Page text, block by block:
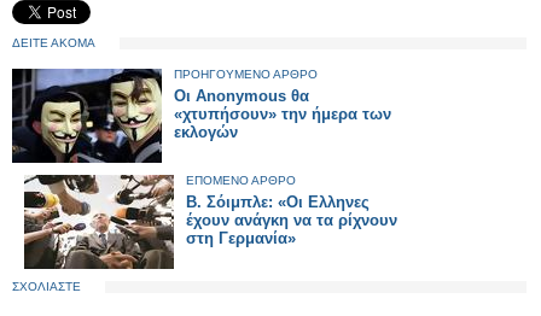
ΔΕΙΤΕ ΑΚΟΜΑ
ΠΡΟΗΓΟΥΜΕΝΟ ΑΡΘΡΟ
Οι Anonymous θα
«χτυπήσουν» την ήμερα των
εκλογών
ΕΠΟΜΕΝΟ ΑΡΘΡΟ
Β. Σόιμπλε: «Οι Ελληνες
έχουν ανάγκη να τα ρίχνουν
στη Γερμανία»
ΣΧΟΛΙΑΣΤΕ